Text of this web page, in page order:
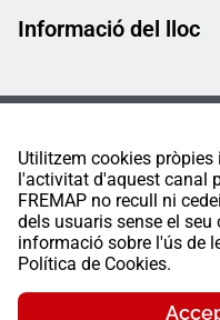
Utilitzem cookies pròpies
l'activitat d'aquest canal
FREMAP no recull ni
dels usuaris sense el
informació sobre l'ús de
Política de Cookies.
Informació del lloc